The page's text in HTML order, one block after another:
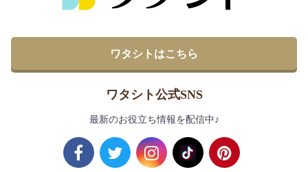
ワタシトはこちら
ワタシト公式SNS
最新のお役立ち情報を配信中♪